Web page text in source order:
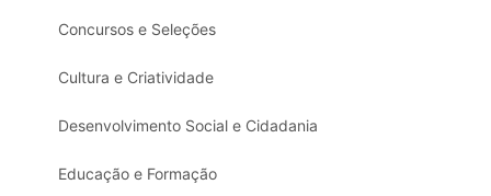
Concursos e Seleções
Cultura e Criatividade
Desenvolvimento Social e Cidadania
Educação e Formação